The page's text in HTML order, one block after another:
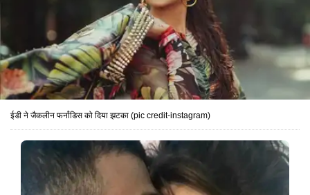
ईडी ने जैकलीन फर्नांडिस को दिया झटका (pic credit-instagram)